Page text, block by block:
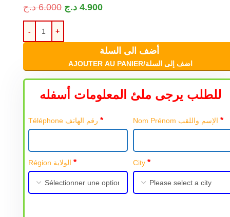
6.000 د.ج 4.900 د.ج
أضف الى السلة
AJOUTER AU PANIER/اضف إلى السلة
للطلب يرجى ملئ المعلومات أسفله
* *
* City *